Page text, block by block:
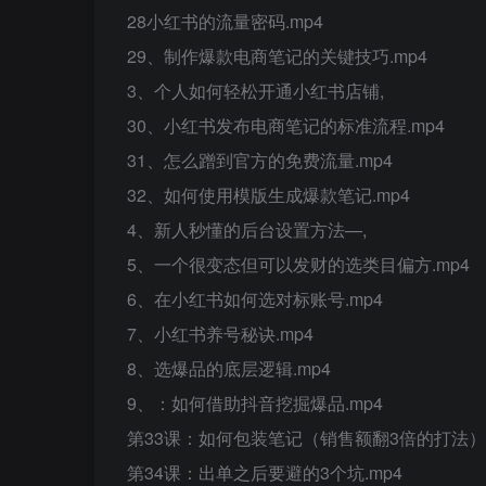
28小红书的流量密码.mp4
29、制作爆款电商笔记的关键技巧.mp4
3、个人如何轻松开通小红书店铺,
30、小红书发布电商笔记的标准流程.mp4
31、怎么蹭到官方的免费流量.mp4
32、如何使用模版生成爆款笔记.mp4
4、新人秒懂的后台设置方法—,
5、一个很变态但可以发财的选类目偏方.mp4
6、在小红书如何选对标账号.mp4
7、小红书养号秘诀.mp4
8、选爆品的底层逻辑.mp4
9、：如何借助抖音挖掘爆品.mp4
第33课：如何包装笔记（销售额翻3倍的打法
第34课：出单之后要避的3个坑.mp4